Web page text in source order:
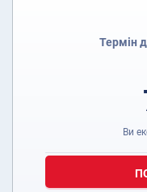
Термін
Ви